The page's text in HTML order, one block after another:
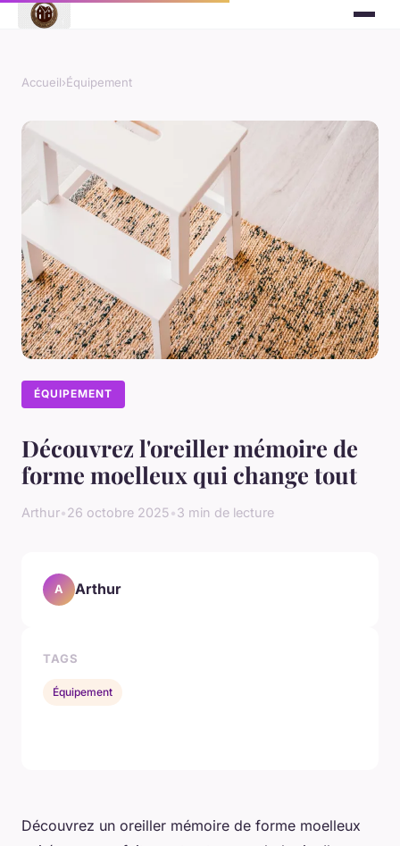
Accueil›Équipement
ÉQUIPEMENT
Découvrez l'oreiller mémoire de
forme moelleux qui change tout
Arthur•26 octobre 2025•3 min de lecture
Découvrez un oreiller mémoire de forme moelleux
A Arthur
TAGS
Équipement